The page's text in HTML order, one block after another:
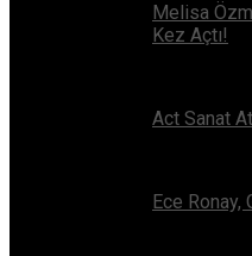
Melisa
Kez Açtı!
Act Sanat
Ece Ronay,